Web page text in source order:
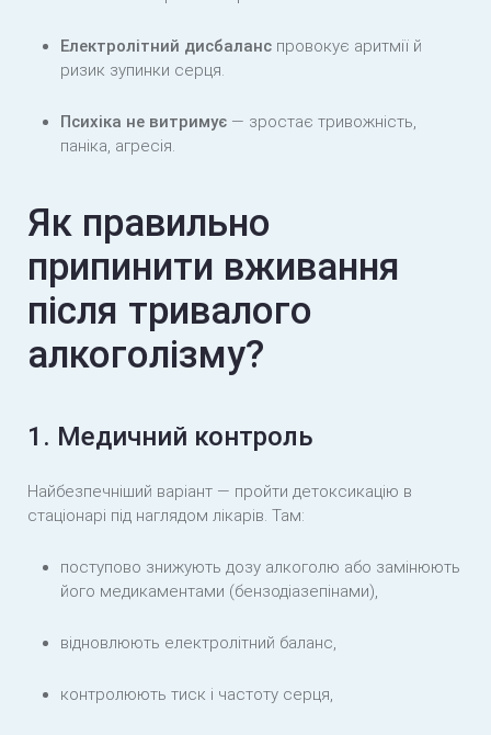
Електролітний дисбаланс провокує аритмії й
ризик зупинки серця.
Психіка не витримує — зростає тривожність,
паніка, агресія.
Як правильно
припинити вживання
після тривалого
алкоголізму?
1. Медичний контроль
Найбезпечніший варіант — пройти детоксикацію в
стаціонарі під наглядом лікарів. Там:
поступово знижують дозу алкоголю або замінюють
його медикаментами (бензодіазепінами),
відновлюють електролітний баланс,
контролюють тиск і частоту серця,